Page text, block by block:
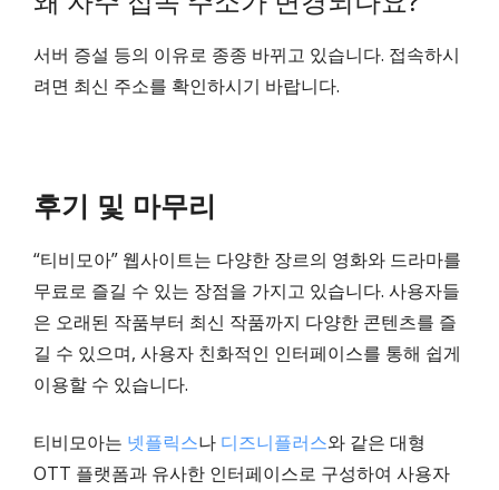
서버 증설 등의 이유로 종종 바뀌고 있습니다. 접속하시
려면 최신 주소를 확인하시기 바랍니다.
후기 및 마무리
“티비모아” 웹사이트는 다양한 장르의 영화와 드라마를
무료로 즐길 수 있는 장점을 가지고 있습니다. 사용자들
은 오래된 작품부터 최신 작품까지 다양한 콘텐츠를 즐
길 수 있으며, 사용자 친화적인 인터페이스를 통해 쉽게
이용할 수 있습니다.
티비모아는 넷플릭스나 디즈니플러스와 같은 대형
OTT 플랫폼과 유사한 인터페이스로 구성하여 사용자